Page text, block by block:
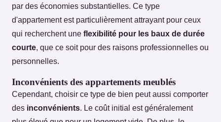
par des économies substantielles. Ce type
d'appartement est particulièrement attrayant pour ceux
qui recherchent une flexibilité pour les baux de durée
courte, que ce soit pour des raisons professionnelles ou
personnelles.
Inconvénients des appartements meublés
Cependant, choisir ce type de bien peut aussi comporter
des inconvénients. Le coût initial est généralement